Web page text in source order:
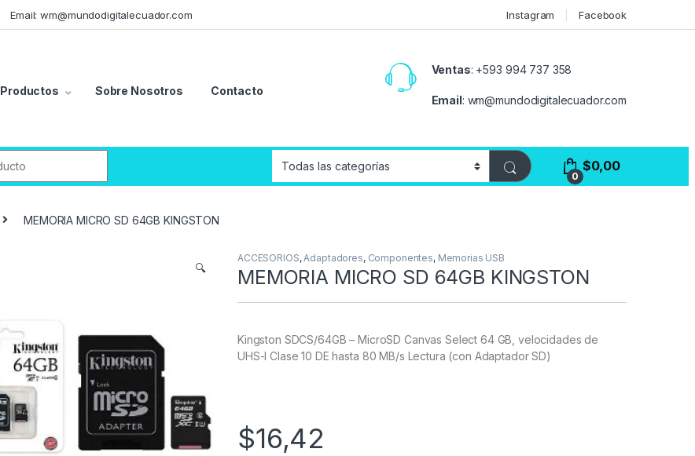
Email: wm@mundodigitalecuador.com Instagram Facebook
Productos Sobre Nosotros Contacto
Ventas: +593 994 737 358
Email: wm@mundodigitalecuador.com
0
$0,00
MEMORIA MICRO SD 64GB KINGSTON
🔍
ACCESORIOS,Adaptadores, Componentes, Memorias USB
MEMORIA MICRO SD 64GB KINGSTON
Kingston SDCS/64GB – MicroSD Canvas Select 64 GB, velocidades de
UHS-I Clase 10 DE hasta 80 MB/s Lectura (con Adaptador SD)
$16,42